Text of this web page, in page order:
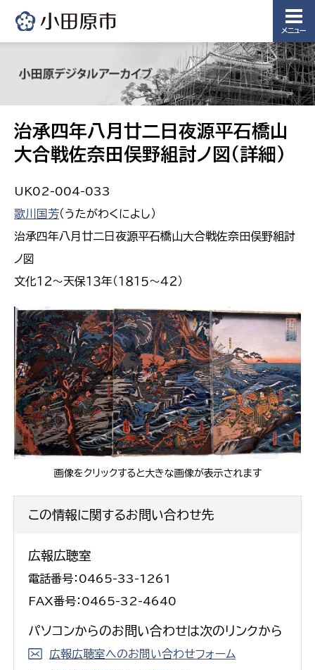
メニュー
治承四年八月廿二日夜源平石橋山
大合戦佐奈田俣野組討ノ図(詳細)
UK02-004-033
歌川国芳（うたがわくによし）
治承四年八月廿二日夜源平石橋山大合戦佐奈田俣野組討
ノ図
文化１２〜天保１３年（１８１５〜４２）
画像をクリックすると大きな画像が表示されます
この情報に関するお問い合わせ先
広報広聴室
電話番号：0465-33-1261
FAX番号：0465-32-4640
パソコンからのお問い合わせは次のリンクから
広報広聴室へのお問い合わせフォーム